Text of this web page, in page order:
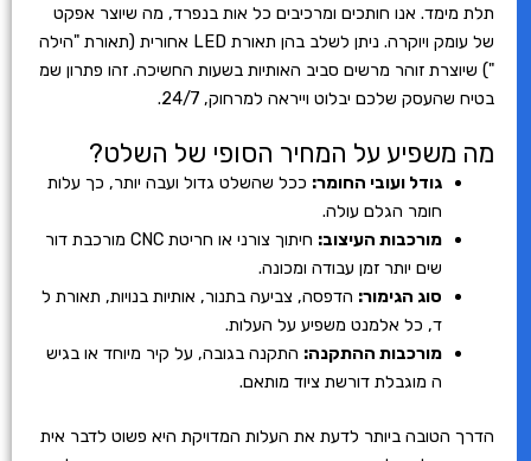
תלת מימד. אנו חותכים ומרכיבים כל אות בנפרד, מה שיוצר אפקט
של עומק ויוקרה. ניתן לשלב בהן תאורת LED אחורית (תאורת "הילה
") שיוצרת זוהר מרשים סביב האותיות בשעות החשיכה. זהו פתרון שמ
בטיח שהעסק שלכם יבלוט וייראה למרחוק, 24/7.
מה משפיע על המחיר הסופי של השלט?
גודל ועובי החומר:ככל שהשלט גדול ועבה יותר, כך עלות
חומר הגלם עולה.
מורכבות העיצוב:
חיתוך צורני או חריטת CNC מורכבת דור
שים יותר זמן עבודה ומכונה.
סוג הגימור:הדפסה, צביעה בתנור, אותיות בנויות, תאורת ל
ד, כל אלמנט משפיע על העלות.
מורכבות ההתקנה:התקנה בגובה, על קיר מיוחד או בגיש
ה מוגבלת דורשת ציוד מותאם.
הדרך הטובה ביותר לדעת את העלות המדויקת היא פשוט לדבר אית